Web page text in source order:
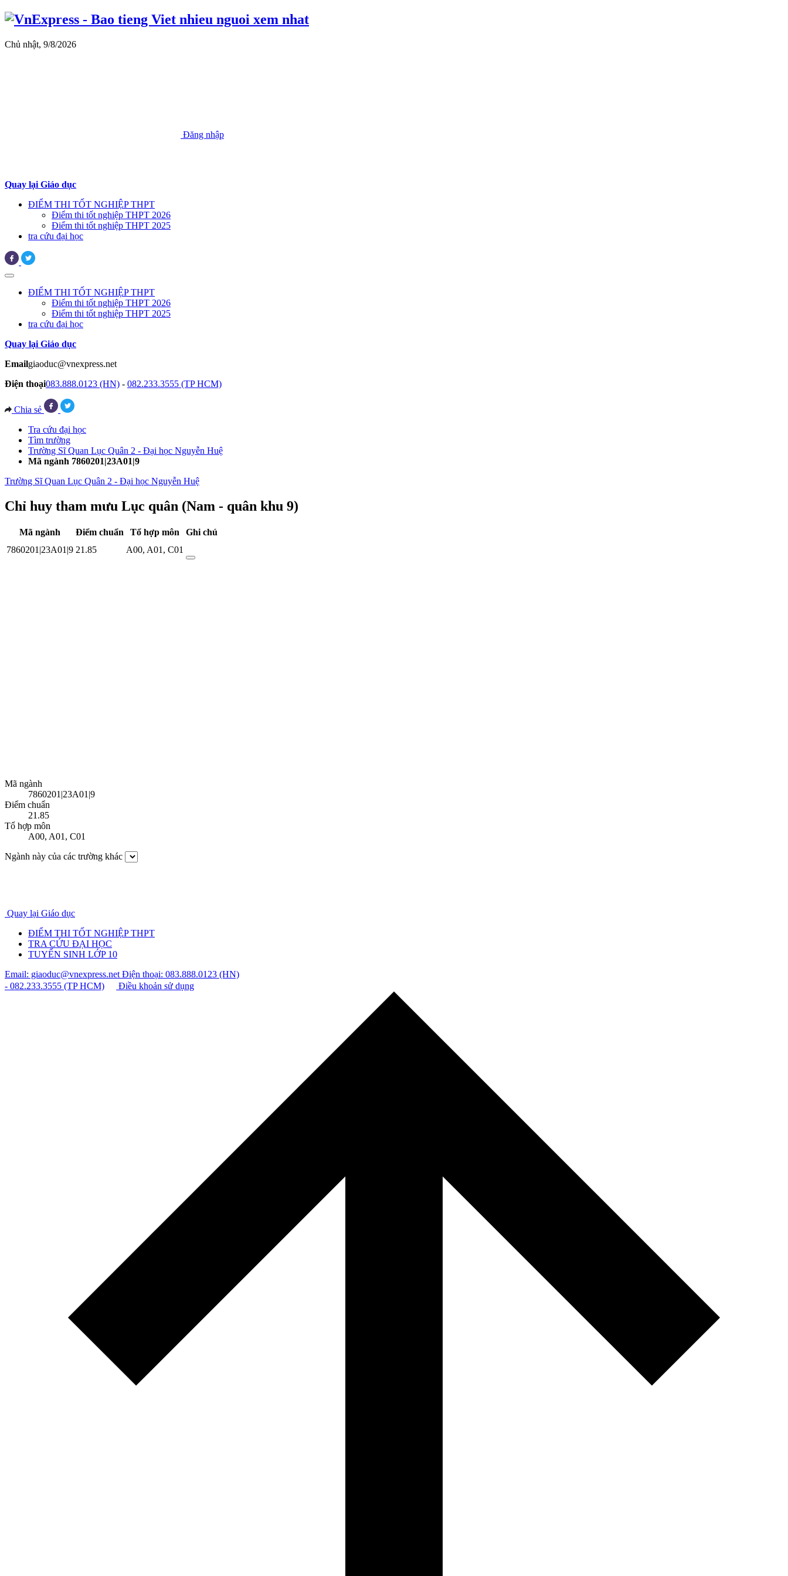
Chủ nhật, 9/8/2026
Đăng nhập
Quay lại Giáo dục
ĐIỂM THI TỐT NGHIỆP THPT
Điểm thi tốt nghiệp THPT 2026
Điểm thi tốt nghiệp THPT 2025
tra cứu đại học
ĐIỂM THI TỐT NGHIỆP THPT
Điểm thi tốt nghiệp THPT 2026
Điểm thi tốt nghiệp THPT 2025
tra cứu đại học
Quay lại Giáo dục
Emailgiaoduc@vnexpress.net
Điện thoại083.888.0123 (HN) - 082.233.3555 (TP HCM)
Chia sẻ
Tra cứu đại học
Tìm trường
Trường Sĩ Quan Lục Quân 2 - Đại học Nguyễn Huệ
Mã ngành 7860201|23A01|9
Trường Sĩ Quan Lục Quân 2 - Đại học Nguyễn Huệ
Chỉ huy tham mưu Lục quân (Nam - quân khu 9)
Mã ngành Điểm chuẩn Tổ hợp môn
Ghi chú
7860201|23A01|9 21.85 A00, A01, C01
Mã ngành
7860201|23A01|9
Điểm chuẩn
21.85
Tổ hợp môn
A00, A01, C01
Ngành này của các trường khác
Quay lại Giáo dục
ĐIỂM THI TỐT NGHIỆP THPT
TRA CỨU ĐẠI HỌC
TUYỂN SINH LỚP 10
Email: giaoduc@vnexpress.netĐiện thoại: 083.888.0123 (HN)
- 082.233.3555 (TP HCM)
Điều khoản sử dụng